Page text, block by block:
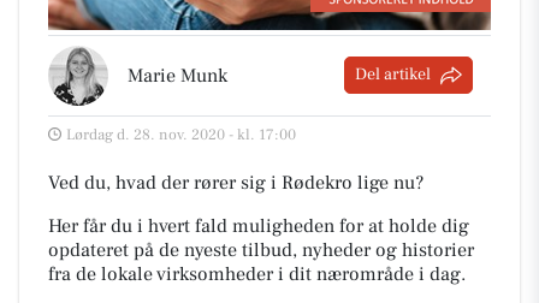
Marie Munk Del artikel
Lørdag d. 28. nov. 2020 - kl. 17:00
Ved du, hvad der rører sig i Rødekro lige nu?
Her får du i hvert fald muligheden for at holde dig
opdateret på de nyeste tilbud, nyheder og historier
fra de lokale virksomheder i dit nærområde i dag.